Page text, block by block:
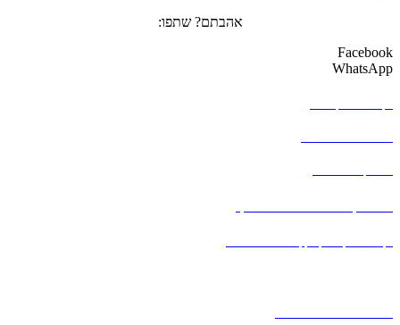
אהבתם? שתפו:
Facebook
WhatsApp